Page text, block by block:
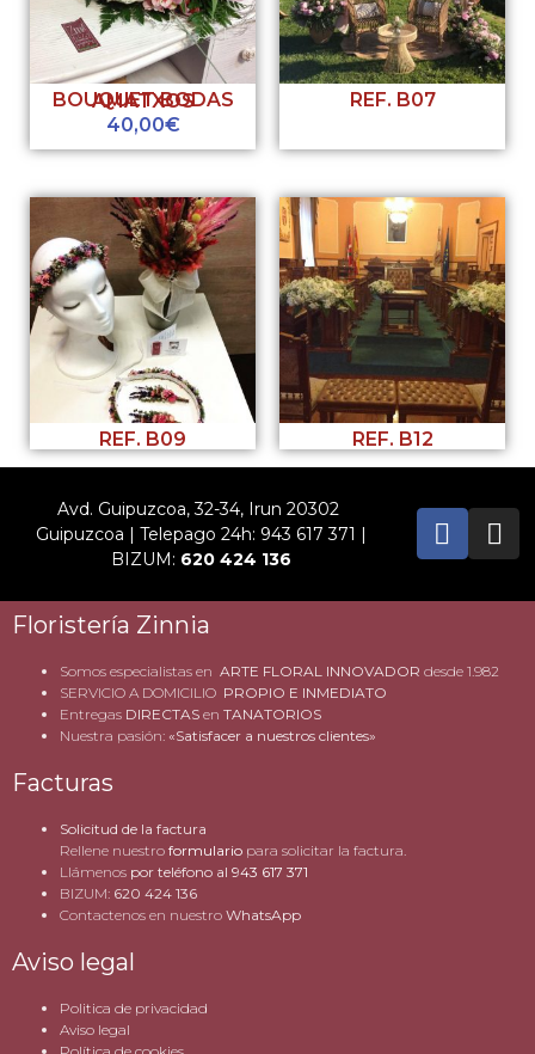
BOUQUET BODAS AMATXOS
40,00€
REF. B07
REF. B09 REF. B12
Avd. Guipuzcoa, 32-34, Irun 20302
Guipuzcoa | Telepago 24h: 943 617 371 |
BIZUM: 620 424 136
Floristería Zinnia
Somos especialistas en ARTE FLORAL INNOVADOR desde 1.982
SERVICIO A DOMICILIO PROPIO E INMEDIATO
Entregas DIRECTAS en TANATORIOS
Nuestra pasión: «Satisfacer a nuestros clientes»
Facturas
Solicitud de la factura
Rellene nuestro formulario para solicitar la factura.
Llámenos por teléfono al 943 617 371
BIZUM: 620 424 136
Contactenos en nuestro WhatsApp
Aviso legal
Politica de privacidad
Aviso legal